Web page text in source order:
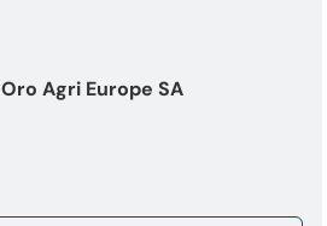
Oro Agri Europe SA